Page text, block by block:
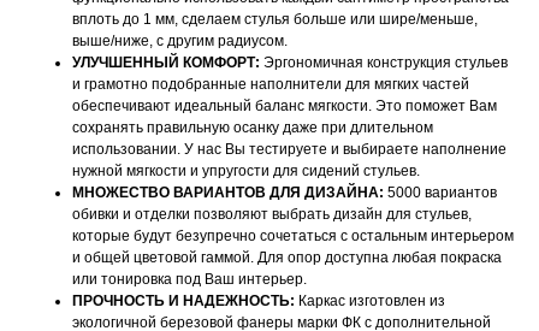
вплоть до 1 мм, сделаем стулья больше или шире/меньше,
выше/ниже, с другим радиусом.
УЛУЧШЕННЫЙ КОМФОРТ: Эргономичная конструкция стульев
и грамотно подобранные наполнители для мягких частей
обеспечивают идеальный баланс мягкости. Это поможет Вам
сохранять правильную осанку даже при длительном
использовании. У нас Вы тестируете и выбираете наполнение
нужной мягкости и упругости для сидений стульев.
МНОЖЕСТВО ВАРИАНТОВ ДЛЯ ДИЗАЙНА: 5000 вариантов
обивки и отделки позволяют выбрать дизайн для стульев,
которые будут безупречно сочетаться с остальным интерьером
и общей цветовой гаммой. Для опор доступна любая покраска
или тонировка под Ваш интерьер.
ПРОЧНОСТЬ И НАДЕЖНОСТЬ: Каркас изготовлен из
экологичной березовой фанеры марки ФК с дополнительной